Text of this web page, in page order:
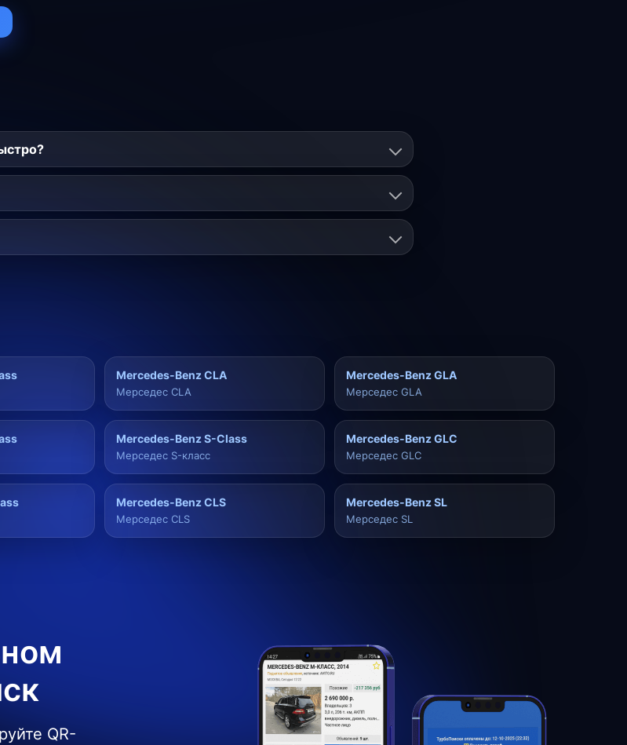
Mercedes-Benz CLA
Мерседес CLA
Mercedes-Benz GLA
Мерседес GLA
Mercedes-Benz S-Class
Мерседес S-класс
Mercedes-Benz GLC
Мерседес GLC
Mercedes-Benz CLS
Мерседес CLS
Mercedes-Benz SL
Мерседес SL
QR-